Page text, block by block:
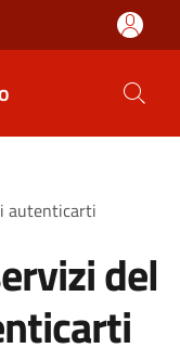
autenticarti
del